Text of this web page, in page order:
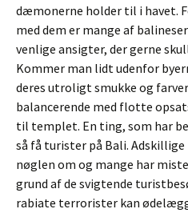
dæmonerne holder til i havet.
med dem er mange af
venlige ansigter, der gerne
Kommer man lidt udenfor
deres utroligt smukke og
balancerende med flotte
til templet. En ting, som har
så få turister på Bali.
nøglen om og mange har
grund af de svigtende
rabiate terrorister kan